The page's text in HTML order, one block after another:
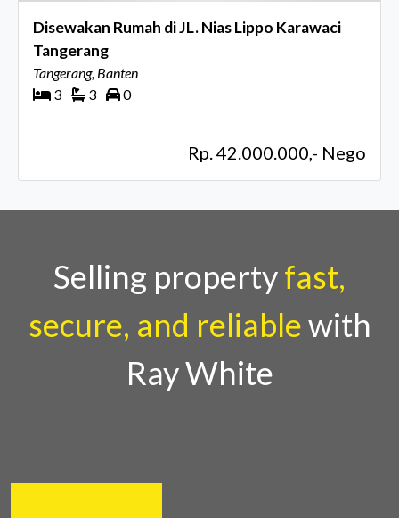
Disewakan Rumah di JL. Nias Lippo Karawaci
Tangerang
Tangerang, Banten
3
3 0
Rp. 42.000.000,- Nego
Selling propertyfast,
secure, and reliablewith
Ray White